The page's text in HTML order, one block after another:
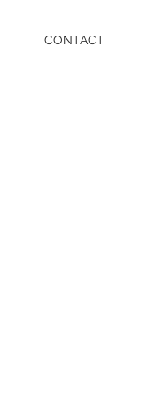
CONTACT